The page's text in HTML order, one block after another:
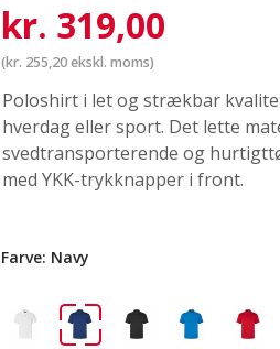
kr. 319,00
(kr. 255,20ekskl. moms)
Poloshirt i let og strækbar
hverdag eller sport. Det lette
svedtransporterende og
med YKK-trykknapper i front.
Farve: Navy